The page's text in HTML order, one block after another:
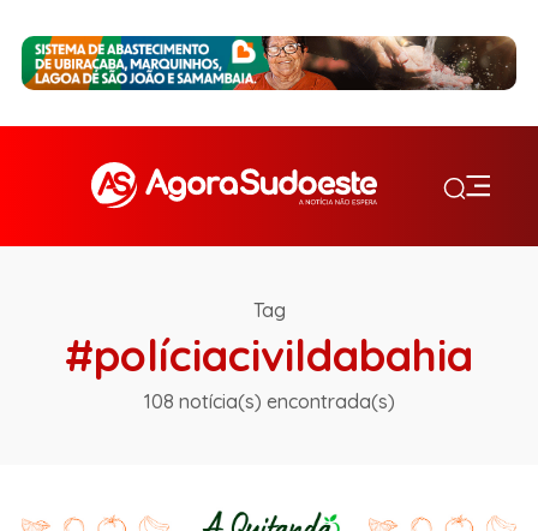
Tag
#políciacivildabahia
108 notícia(s) encontrada(s)